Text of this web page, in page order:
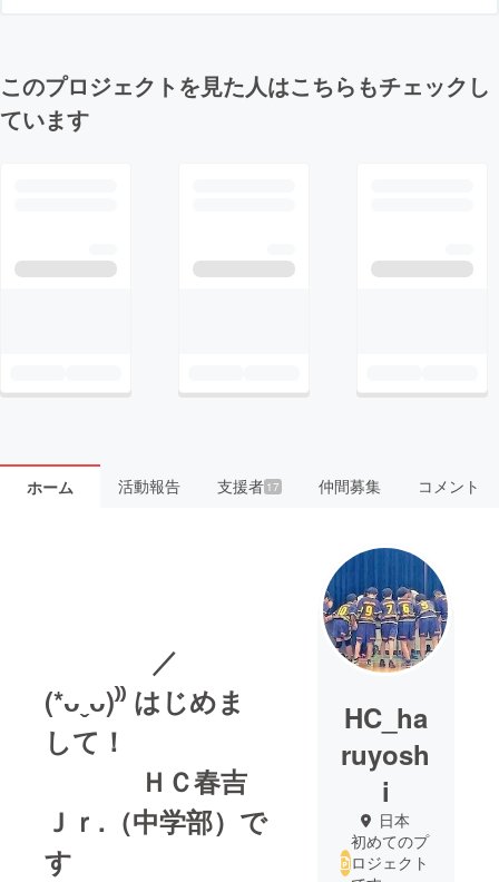
このプロジェクトを見た人はこちらもチェックし
ています
ホーム 活動報告 支援者 17 仲間募集 コメント
／
(*ᴗˬᴗ)⁾⁾ はじめま
して！
ＨＣ春吉
Ｊｒ.（中学部）で
す
HC_ha
ruyosh
i
日本
初めてのプ
ロジェクト